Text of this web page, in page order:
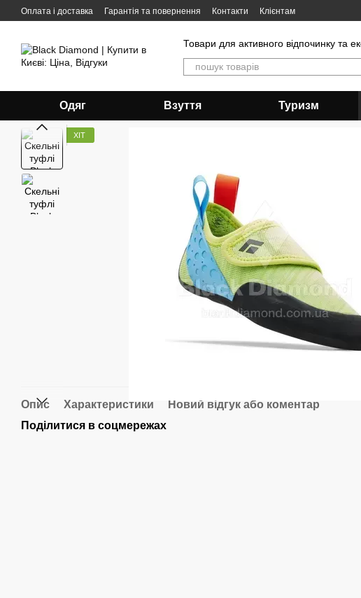
Перейти до основного контенту
Оплата і доставка Гарантія та повернення Контакти Клієнтам
Товари для активного відпочинку та
Одяг Взуття Туризм
ХІТ
Опис Характеристики
Новий відгук або коментар
Поділитися в соцмережах